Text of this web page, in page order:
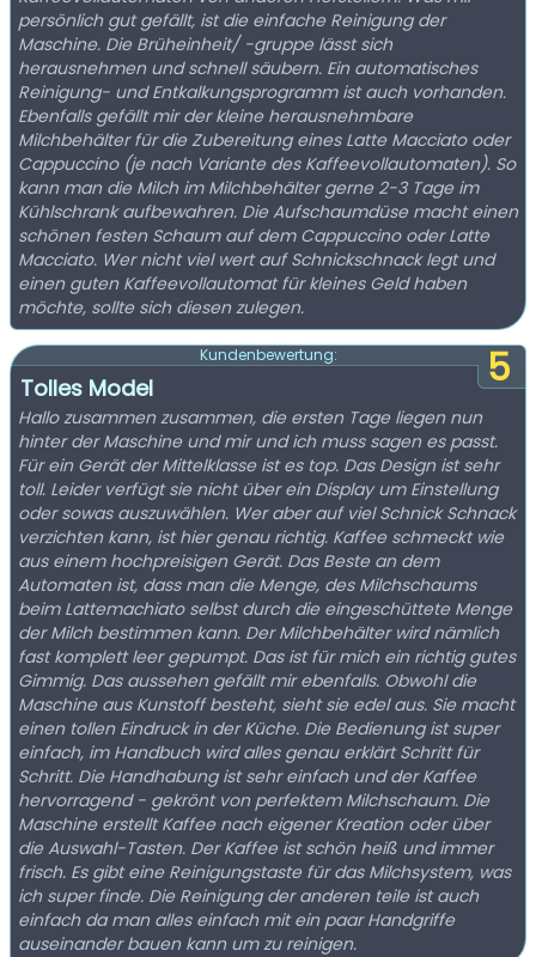
persönlich gut gefällt, ist die einfache Reinigung der
Maschine. Die Brüheinheit/ -gruppe lässt sich
herausnehmen und schnell säubern. Ein automatisches
Reinigung- und Entkalkungsprogramm ist auch vorhanden.
Ebenfalls gefällt mir der kleine herausnehmbare
Milchbehälter für die Zubereitung eines Latte Macciato oder
Cappuccino (je nach Variante des Kaffeevollautomaten). So
kann man die Milch im Milchbehälter gerne 2-3 Tage im
Kühlschrank aufbewahren. Die Aufschaumdüse macht einen
schönen festen Schaum auf dem Cappuccino oder Latte
Macciato. Wer nicht viel wert auf Schnickschnack legt und
einen guten Kaffeevollautomat für kleines Geld haben
möchte, sollte sich diesen zulegen.
5
Kundenbewertung:
Tolles Model
Hallo zusammen zusammen, die ersten Tage liegen nun
hinter der Maschine und mir und ich muss sagen es passt.
Für ein Gerät der Mittelklasse ist es top. Das Design ist sehr
toll. Leider verfügt sie nicht über ein Display um Einstellung
oder sowas auszuwählen. Wer aber auf viel Schnick Schnack
verzichten kann, ist hier genau richtig. Kaffee schmeckt wie
aus einem hochpreisigen Gerät. Das Beste an dem
Automaten ist, dass man die Menge, des Milchschaums
beim Lattemachiato selbst durch die eingeschüttete Menge
der Milch bestimmen kann. Der Milchbehälter wird nämlich
fast komplett leer gepumpt. Das ist für mich ein richtig gutes
Gimmig. Das aussehen gefällt mir ebenfalls. Obwohl die
Maschine aus Kunstoff besteht, sieht sie edel aus. Sie macht
einen tollen Eindruck in der Küche. Die Bedienung ist super
einfach, im Handbuch wird alles genau erklärt Schritt für
Schritt. Die Handhabung ist sehr einfach und der Kaffee
hervorragend - gekrönt von perfektem Milchschaum. Die
Maschine erstellt Kaffee nach eigener Kreation oder über
die Auswahl-Tasten. Der Kaffee ist schön heiß und immer
frisch. Es gibt eine Reinigungstaste für das Milchsystem, was
ich super finde. Die Reinigung der anderen teile ist auch
einfach da man alles einfach mit ein paar Handgriffe
auseinander bauen kann um zu reinigen.